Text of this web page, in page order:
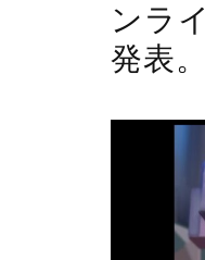
ンラ
発表